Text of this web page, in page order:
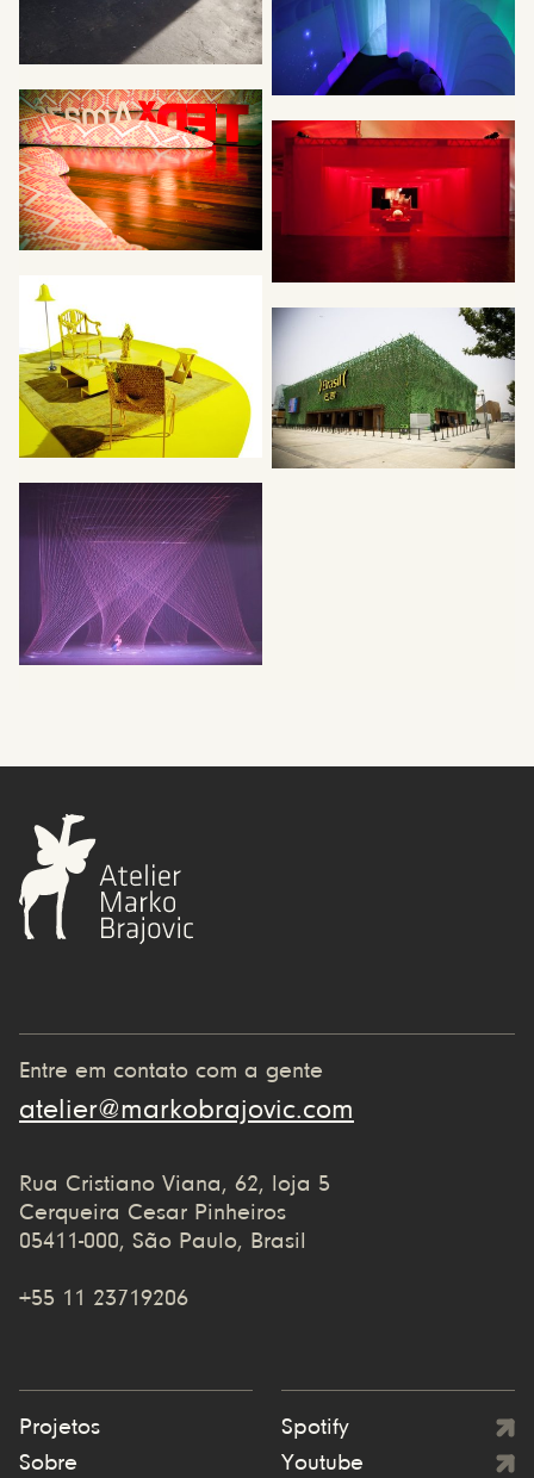
Entre em contato com a gente
atelier@markobrajovic.com
Rua Cristiano Viana, 62, loja 5
Cerqueira Cesar Pinheiros
05411-000, São Paulo, Brasil
+55 11 23719206
Projetos
Sobre
Spotify
Youtube